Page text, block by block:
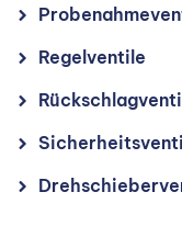
Regelventile